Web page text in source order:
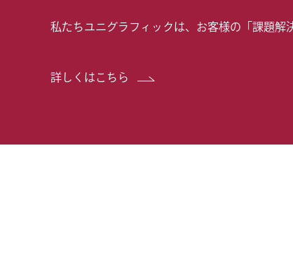
私たちユニグラフィックは、お客様の「課題
詳しくはこちら